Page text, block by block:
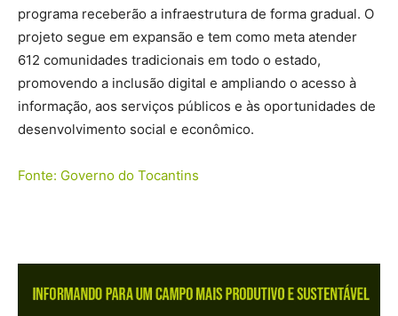
programa receberão a infraestrutura de forma gradual. O
projeto segue em expansão e tem como meta atender
612 comunidades tradicionais em todo o estado,
promovendo a inclusão digital e ampliando o acesso à
informação, aos serviços públicos e às oportunidades de
desenvolvimento social e econômico.
Fonte: Governo do Tocantins